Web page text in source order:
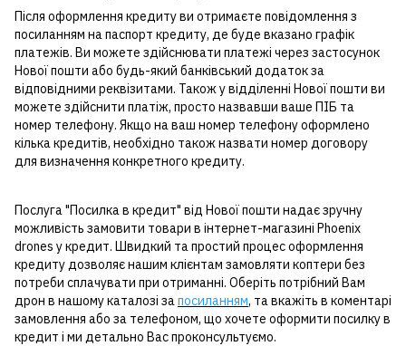
Після оформлення кредиту ви отримаєте повідомлення з
посиланням на паспорт кредиту, де буде вказано графік
платежів. Ви можете здійснювати платежі через застосунок
Нової пошти або будь-який банківський додаток за
відповідними реквізитами. Також у відділенні Нової пошти ви
можете здійснити платіж, просто назвавши ваше ПІБ та
номер телефону. Якщо на ваш номер телефону оформлено
кілька кредитів, необхідно також назвати номер договору
для визначення конкретного кредиту.
Послуга "Посилка в кредит" від Нової пошти надає зручну
можливість замовити товари в інтернет-магазині Phoenix
drones у кредит. Швидкий та простий процес оформлення
кредиту дозволяє нашим клієнтам замовляти коптери без
потреби сплачувати при отриманні. Оберіть потрібний Вам
дрон в нашому каталозі запосиланням, та вкажіть в коментарі
замовлення або за телефоном, що хочете оформити посилку в
кредит і ми детально Вас проконсультуємо.